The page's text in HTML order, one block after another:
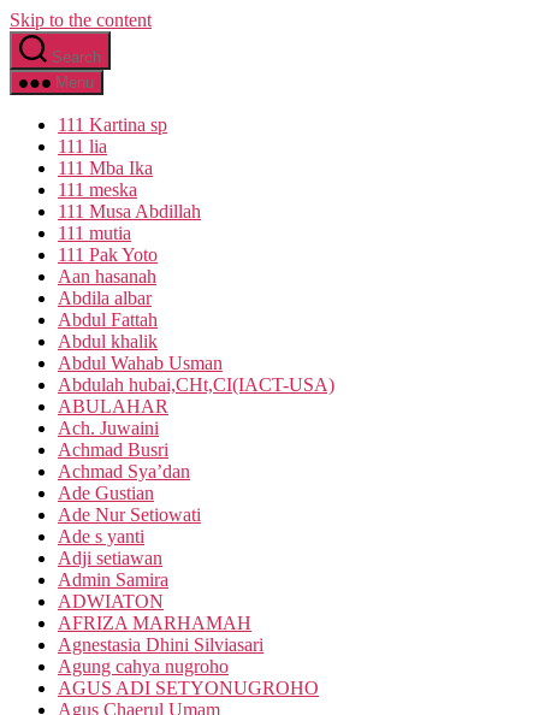
Skip to the content
Search
Menu
111 Kartina sp
111 lia
111 Mba Ika
111 meska
111 Musa Abdillah
111 mutia
111 Pak Yoto
Aan hasanah
Abdila albar
Abdul Fattah
Abdul khalik
Abdul Wahab Usman
Abdulah hubai,CHt,CI(IACT-USA)
ABULAHAR
Ach. Juwaini
Achmad Busri
Achmad Sya’dan
Ade Gustian
Ade Nur Setiowati
Ade s yanti
Adji setiawan
Admin Samira
ADWIATON
AFRIZA MARHAMAH
Agnestasia Dhini Silviasari
Agung cahya nugroho
AGUS ADI SETYONUGROHO
Agus Chaerul Umam